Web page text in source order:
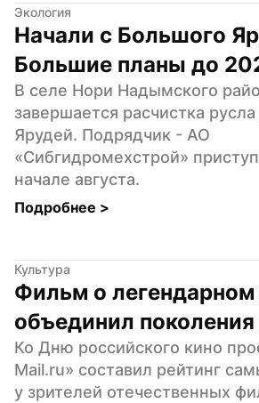
Экология
Начали с Большого
Большие планы до
В селе Нори Надымского
завершается расчистка
Ярудей. Подрядчик - АО
«Сибгидромехстрой»
начале августа.
Подробнее >
Культура
Фильм о легендарном
объединил
Ко Дню российского кино
Mail.ru» составил рейтинг
у зрителей отечественных